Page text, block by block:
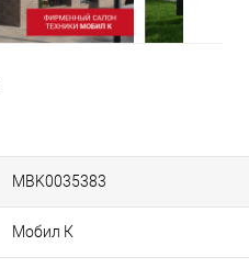
MBK0035383
Мобил К